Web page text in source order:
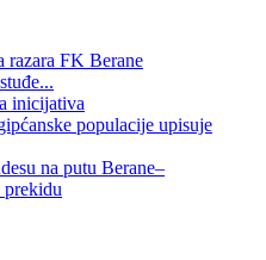
razara FK Berane
inicijativa
populacije upisuje
na putu Berane–
prekidu